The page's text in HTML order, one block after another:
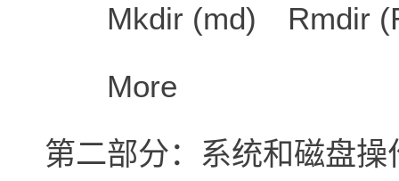
Mkdir (md)
More
第二部分：系统和磁盘操